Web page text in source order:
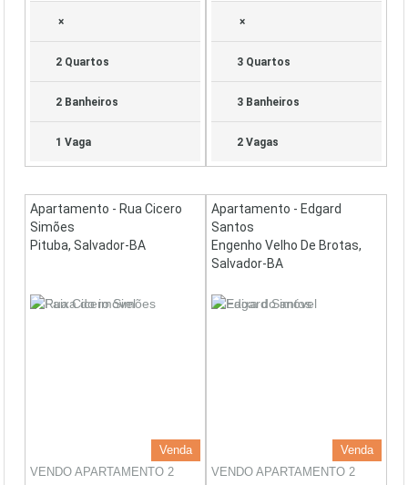
×
2 Quartos
2 Banheiros
1 Vaga
×
3 Quartos
3 Banheiros
2 Vagas
Apartamento - Rua Cicero
Simões
Pituba, Salvador-BA
Venda
VENDO APARTAMENTO 2
Apartamento - Edgard
Santos
Engenho Velho De Brotas,
Salvador-BA
Venda
VENDO APARTAMENTO 2